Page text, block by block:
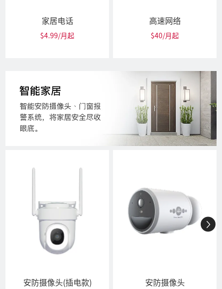
家居电话
$4.99/月起
高速网络
$40/月起
安防摄像头(插电款) 安防摄像头